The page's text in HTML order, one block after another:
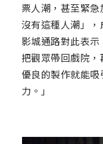
票人潮，甚至緊
沒有這種人潮」，
影城通路對此表
把觀眾帶回戲院，
優良的製作就能
力。」